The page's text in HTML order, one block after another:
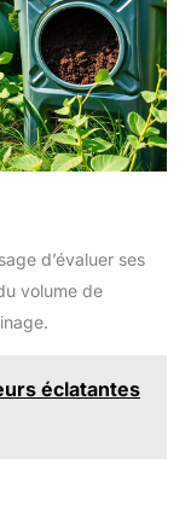
d’évaluer ses
volume de
éclatantes